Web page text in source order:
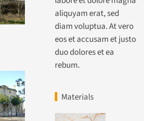
aliquyam erat, sed
diam voluptua. At vero
eos et accusam et justo
duo dolores et ea
rebum.
Materials